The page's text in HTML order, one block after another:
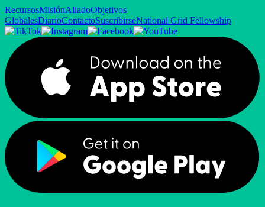
RecursosMisiónAliadoObjetivos
GlobalesDiarioContactoSuscribirseNational Grid Fellowship